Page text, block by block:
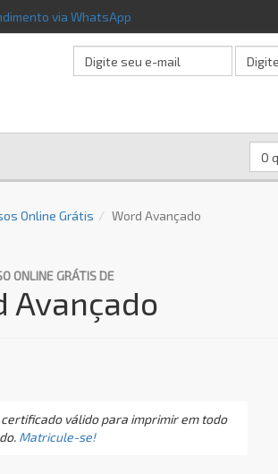
via WhatsApp
Online Grátis Word Avançado
ONLINE GRÁTIS DE
Avançado
válido para imprimir em todo
Matricule-se!